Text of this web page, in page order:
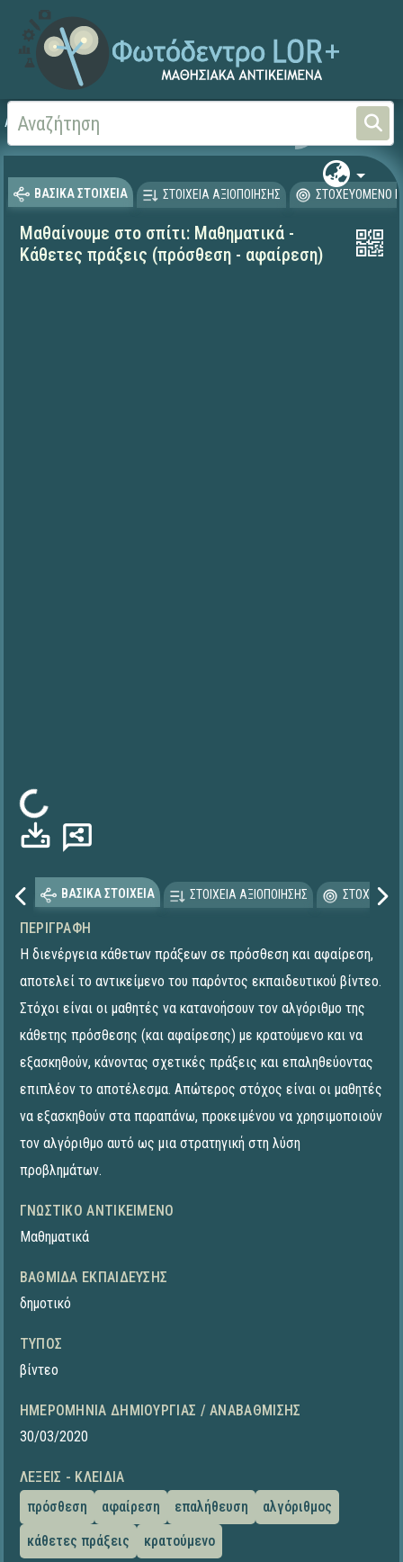
Αρχική Μαθαίνουμε στο Σπίτι
ΒΑΣΙΚΑ ΣΤΟΙΧΕΙΑ ΣΤΟΙΧΕΙΑ ΑΞΙΟΠΟΙΗΣΗΣ ΣΤΟΧΕΥΟΜΕΝΟ
Μαθαίνουμε στο σπίτι: Μαθηματικά -
Κάθετες πράξεις (πρόσθεση - αφαίρεση)
Φόρτωση...
ΒΑΣΙΚΑ ΣΤΟΙΧΕΙΑ ΣΤΟΙΧΕΙΑ ΑΞΙΟΠΟΙΗΣΗΣ
ΠΕΡΙΓΡΑΦΉ
Η διενέργεια κάθετων πράξεων σε πρόσθεση και αφαίρεση,
αποτελεί το αντικείμενο του παρόντος εκπαιδευτικού βίντεο.
Στόχοι είναι οι μαθητές να κατανοήσουν τον αλγόριθμο της
κάθετης πρόσθεσης (και αφαίρεσης) με κρατούμενο και να
εξασκηθούν, κάνοντας σχετικές πράξεις και επαληθεύοντας
επιπλέον το αποτέλεσμα. Απώτερος στόχος είναι οι μαθητές
να εξασκηθούν στα παραπάνω, προκειμένου να χρησιμοποιούν
τον αλγόριθμο αυτό ως μια στρατηγική στη λύση
προβλημάτων.
ΓΝΩΣΤΙΚΌ ΑΝΤΙΚΕΊΜΕΝΟ
Μαθηματικά
ΒΑΘΜΊΔΑ ΕΚΠΑΊΔΕΥΣΗΣ
δημοτικό
ΤΎΠΟΣ
βίντεο
ΗΜΕΡΟΜΗΝΊΑ ΔΗΜΙΟΥΡΓΊΑΣ / ΑΝΑΒΆΘΜΙΣΗΣ
30/03/2020
ΛΈΞΕΙΣ - ΚΛΕΙΔΙΆ
πρόσθεση
αφαίρεση επαλήθευση
αλγόριθμος
κάθετες πράξεις
κρατούμενο